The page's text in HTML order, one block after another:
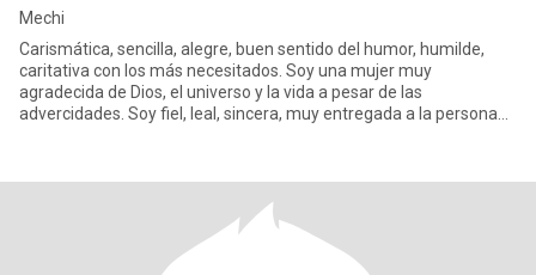
Mechi
Carismática, sencilla, alegre, buen sentido del humor, humilde,
caritativa con los más necesitados. Soy una mujer muy
agradecida de Dios, el universo y la vida a pesar de las
advercidades. Soy fiel, leal, sincera, muy entregada a la persona